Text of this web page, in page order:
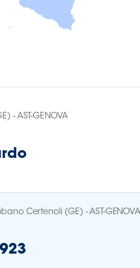
- AST-GENOVA
Certenoli (GE) - AST-GENOVA